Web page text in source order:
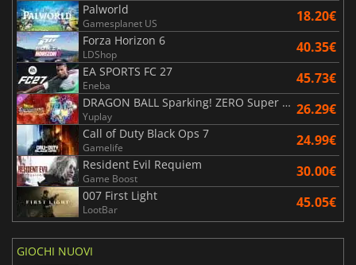
Palworld
Gamesplanet US 18.20€
Forza Horizon 6
LDShop 40.35€
EA SPORTS FC 27
Eneba 45.73€
DRAGON BALL Sparking! ZERO Super Limit Breaking NEO
Yuplay 26.29€
Call of Duty Black Ops 7
Gamelife 24.99€
Resident Evil Requiem
Game Boost 30.00€
007 First Light
LootBar 45.05€
GIOCHI NUOVI